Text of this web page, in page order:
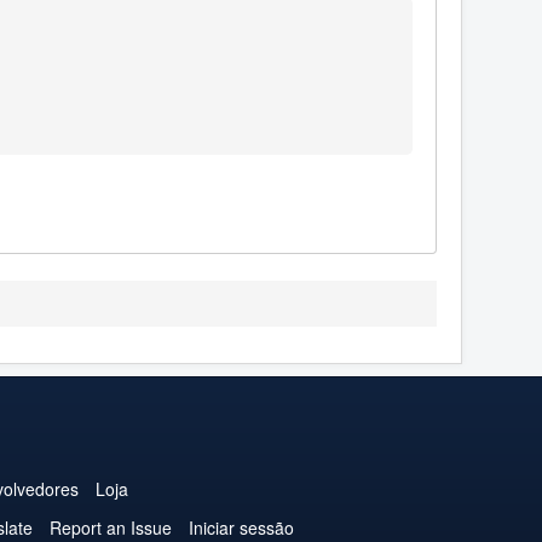
Loja
Report an Issue Iniciar sessão